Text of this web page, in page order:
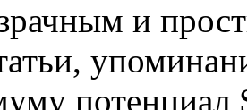
и
потенциал